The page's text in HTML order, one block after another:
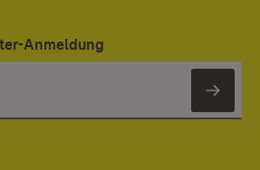
Anmeldung